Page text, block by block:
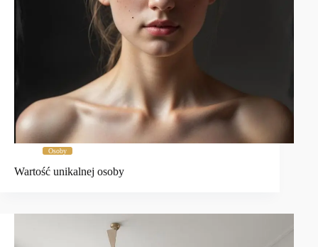
Osoby
Wartość unikalnej osoby